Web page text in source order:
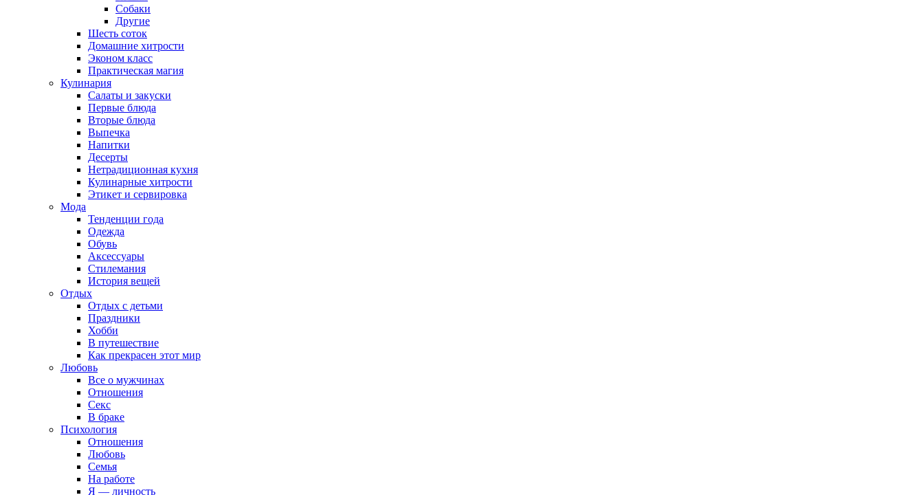
Собаки
Другие
Шесть соток
Домашние хитрости
Эконом класс
Практическая магия
Кулинария
Салаты и закуски
Первые блюда
Вторые блюда
Выпечка
Напитки
Десерты
Нетрадиционная кухня
Кулинарные хитрости
Этикет и сервировка
Мода
Тенденции года
Одежда
Обувь
Аксессуары
Стилемания
История вещей
Отдых
Отдых с детьми
Праздники
Хобби
В путешествие
Как прекрасен этот мир
Любовь
Все о мужчинах
Отношения
Секс
В браке
Психология
Отношения
Любовь
Семья
На работе
Я — личность